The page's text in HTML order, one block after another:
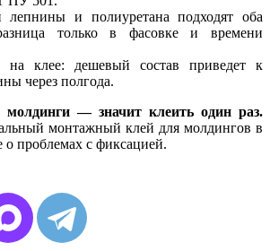
лепнины и полиуретана подходят оба
только в фасовке и времени
на клее: дешевый состав приведет к
через полгода.
молдинги — значит клеить один раз.
монтажный клей для молдингов в
о проблемах с фиксацией.